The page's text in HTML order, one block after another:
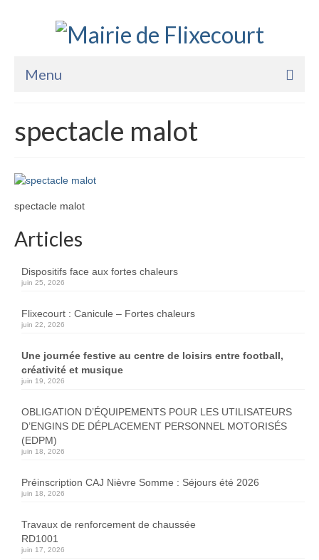
Menu
La Mairie
Services
Enfance Jeunesse
spectacle malot
spectacle malot
Articles
Dispositifs face aux fortes chaleurs
juin 25, 2026
Flixecourt : Canicule – Fortes chaleurs
juin 22, 2026
Une journée festive au centre de loisirs entre football,
créativité et musique
juin 19, 2026
OBLIGATION D’ÉQUIPEMENTS POUR LES UTILISATEURS
D’ENGINS DE DÉPLACEMENT PERSONNEL MOTORISÉS
(EDPM)
juin 18, 2026
Préinscription CAJ Nièvre Somme : Séjours été 2026
juin 18, 2026
Travaux de renforcement de chaussée
RD1001
juin 17, 2026